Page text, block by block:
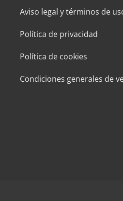
Aviso legal y términos de
Política de privacidad
Política de cookies
Condiciones generales de